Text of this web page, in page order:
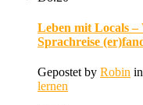
Leben mit Locals –
Sprachreise
Gepostet by Robin in
lernen